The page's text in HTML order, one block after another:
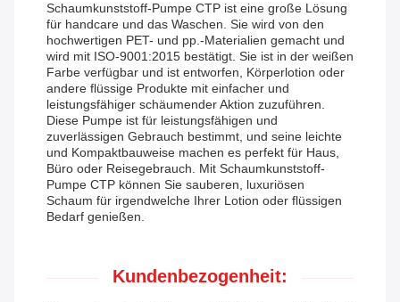
Schaumkunststoff-Pumpe CTP ist eine große Lösung
für handcare und das Waschen. Sie wird von den
hochwertigen PET- und pp.-Materialien gemacht und
wird mit ISO-9001:2015 bestätigt. Sie ist in der weißen
Farbe verfügbar und ist entworfen, Körperlotion oder
andere flüssige Produkte mit einfacher und
leistungsfähiger schäumender Aktion zuzuführen.
Diese Pumpe ist für leistungsfähigen und
zuverlässigen Gebrauch bestimmt, und seine leichte
und Kompaktbauweise machen es perfekt für Haus,
Büro oder Reisegebrauch. Mit Schaumkunststoff-
Pumpe CTP können Sie sauberen, luxuriösen
Schaum für irgendwelche Ihrer Lotion oder flüssigen
Bedarf genießen.
Kundenbezogenheit: